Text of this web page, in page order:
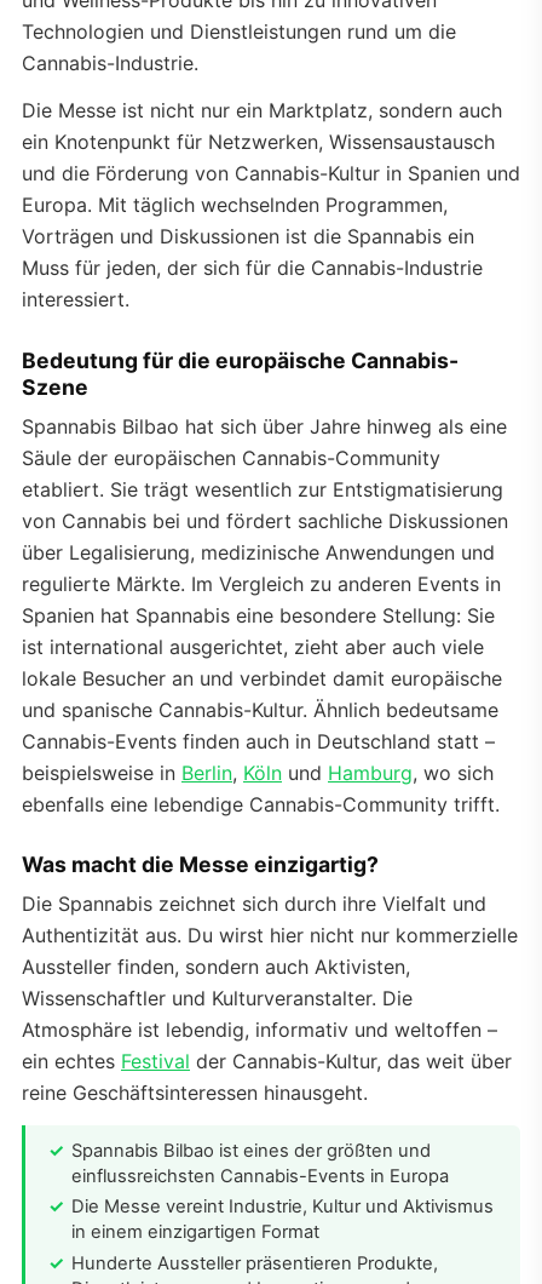
Technologien und Dienstleistungen rund um die
Cannabis-Industrie.
Die Messe ist nicht nur ein Marktplatz, sondern auch
ein Knotenpunkt für Netzwerken, Wissensaustausch
und die Förderung von Cannabis-Kultur in Spanien und
Europa. Mit täglich wechselnden Programmen,
Vorträgen und Diskussionen ist die Spannabis ein
Muss für jeden, der sich für die Cannabis-Industrie
interessiert.
Bedeutung für die europäische Cannabis-
Szene
Spannabis Bilbao hat sich über Jahre hinweg als eine
Säule der europäischen Cannabis-Community
etabliert. Sie trägt wesentlich zur Entstigmatisierung
von Cannabis bei und fördert sachliche Diskussionen
über Legalisierung, medizinische Anwendungen und
regulierte Märkte. Im Vergleich zu anderen Events in
Spanien hat Spannabis eine besondere Stellung: Sie
ist international ausgerichtet, zieht aber auch viele
lokale Besucher an und verbindet damit europäische
und spanische Cannabis-Kultur. Ähnlich bedeutsame
Cannabis-Events finden auch in Deutschland statt –
beispielsweise in Berlin, Köln und Hamburg, wo sich
ebenfalls eine lebendige Cannabis-Community trifft.
Was macht die Messe einzigartig?
Die Spannabis zeichnet sich durch ihre Vielfalt und
Authentizität aus. Du wirst hier nicht nur kommerzielle
Aussteller finden, sondern auch Aktivisten,
Wissenschaftler und Kulturveranstalter. Die
Atmosphäre ist lebendig, informativ und weltoffen –
ein echtes Festival der Cannabis-Kultur, das weit über
reine Geschäftsinteressen hinausgeht.
Spannabis Bilbao ist eines der größten und
einflussreichsten Cannabis-Events in Europa
Die Messe vereint Industrie, Kultur und Aktivismus
in einem einzigartigen Format
Hunderte Aussteller präsentieren Produkte,